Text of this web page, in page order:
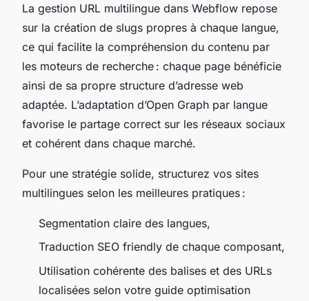
La gestion URL multilingue dans Webflow repose
sur la création de slugs propres à chaque langue,
ce qui facilite la compréhension du contenu par
les moteurs de recherche : chaque page bénéficie
ainsi de sa propre structure d’adresse web
adaptée. L’adaptation d’Open Graph par langue
favorise le partage correct sur les réseaux sociaux
et cohérent dans chaque marché.
Pour une stratégie solide, structurez vos sites
multilingues selon les meilleures pratiques :
Segmentation claire des langues,
Traduction SEO friendly de chaque composant,
Utilisation cohérente des balises et des URLs
localisées selon votre guide optimisation